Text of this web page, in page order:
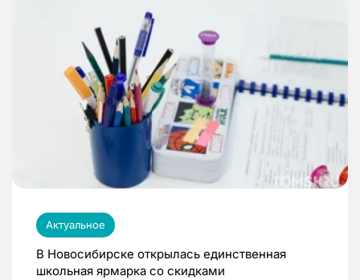
Актуальное
В Новосибирске открылась единственная
школьная ярмарка со скидками